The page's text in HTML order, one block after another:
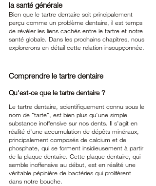
la santé générale
Bien que le tartre dentaire soit principalement
perçu comme un problème dentaire, il est temps
de révéler les liens cachés entre le tartre et notre
santé globale. Dans les prochains chapitres, nous
explorerons en détail cette relation insoupçonnée.
Comprendre le tartre dentaire
Qu'est-ce que le tartre dentaire ?
Le tartre dentaire, scientifiquement connu sous le
nom de "tarte", est bien plus qu'une simple
substance inoffensive sur nos dents. Il s'agit en
réalité d'une accumulation de dépôts minéraux,
principalement composés de calcium et de
phosphate, qui se forment insidieusement à partir
de la plaque dentaire. Cette plaque dentaire, qui
semble inoffensive au début, est en réalité une
véritable pépinière de bactéries qui prolifèrent
dans notre bouche.